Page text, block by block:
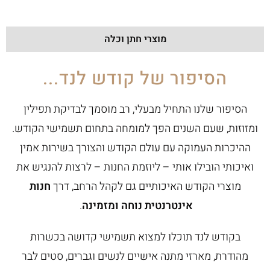
מוצרי חתן וכלה
הסיפור של קודש לנד...
הסיפור שלנו התחיל מבעלי, רב מוסמך לבדיקת תפילין
ומזוזות, שעם השנים הפך למומחה בתחום תשמישי הקודש.
ההיכרות העמוקה עם עולם הקודש והצורך בשירות אמין
ואיכותי הובילו אותי – ליוזמת החנות – לרצות להנגיש את
מוצרי הקודש האיכותיים גם לקהל הרחב, דרךחנות
אינטרנטית נוחה ומזמינה.
בקודש לנד תוכלו למצוא תשמישי קדושה בכשרות
מהודרת, מארזי מתנה אישיים לנשים וגברים, סטים לבר